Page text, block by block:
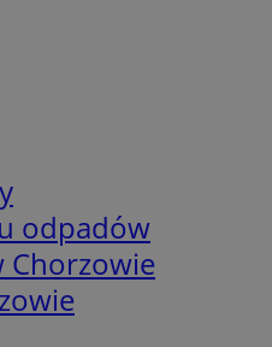
odpadów
Chorzowie